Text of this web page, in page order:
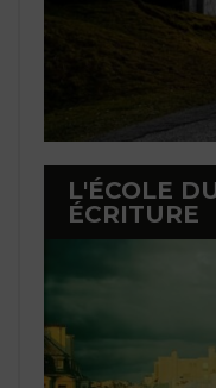
L'ÉCOLE
ÉCRITURE